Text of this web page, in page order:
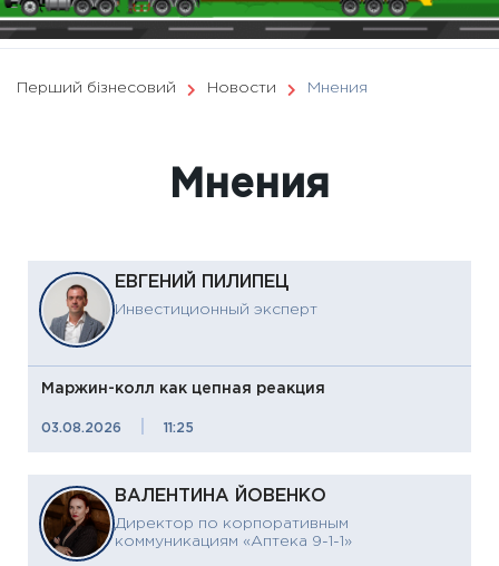
Перший бізнесовий Новости Мнения
Мнения
ЕВГЕНИЙ ПИЛИПЕЦ
Инвестиционный эксперт
Маржин-колл как цепная реакция
03.08.2026 11:25
ВАЛЕНТИНА ЙОВЕНКО
Директор по корпоративным
коммуникациям «Аптека 9-1-1»